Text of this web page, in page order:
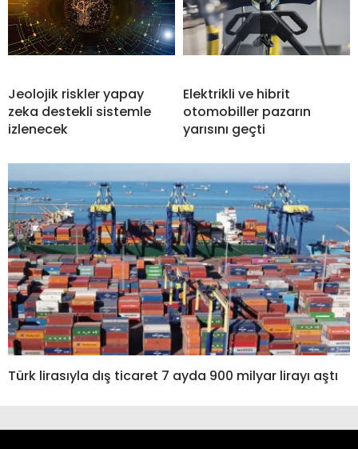
Jeolojik riskler yapay
zeka destekli sistemle
izlenecek
Elektrikli ve hibrit
otomobiller pazarın
yarısını geçti
Türk lirasıyla dış ticaret 7 ayda 900 milyar lirayı aştı